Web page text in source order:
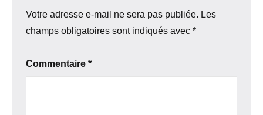
Votre adresse e-mail ne sera pas publiée. Les
champs obligatoires sont indiqués avec *
Commentaire *